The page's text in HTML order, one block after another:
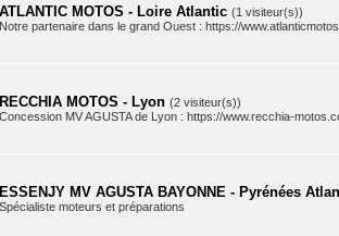
ATLANTIC MOTOS - Loire Atlantic (1 visiteur(s))
Notre partenaire dans le grand Ouest : https://
RECCHIA MOTOS - Lyon (2 visiteur(s))
Concession MV AGUSTA de Lyon : https://www.recchia-
ESSENJY MV AGUSTA BAYONNE - Pyrénées
Spécialiste moteurs et préparations